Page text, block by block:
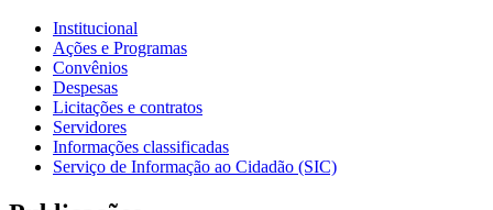
Institucional
Ações e Programas
Convênios
Despesas
Licitações e contratos
Servidores
Informações classificadas
Serviço de Informação ao Cidadão (SIC)